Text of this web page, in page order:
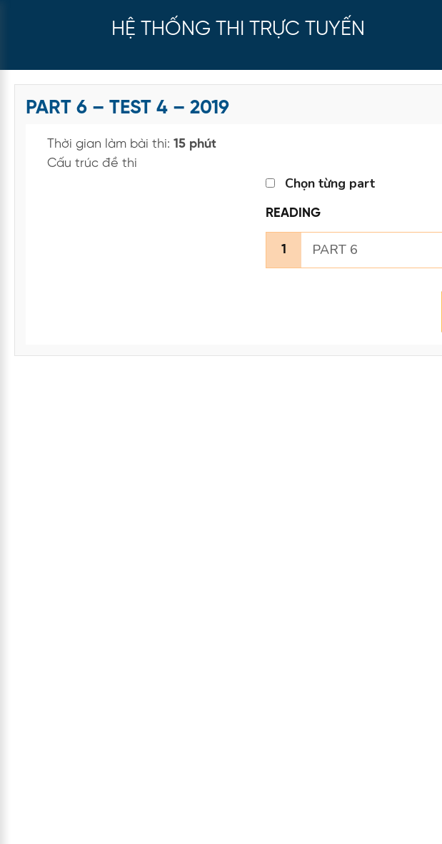
HỆ THỐNG THI TRỰC TUYẾN
PART 6 – TEST 4 – 2019
Thời gian làm bài thi: 15 phút
Cấu trúc đề thi
Chọn từng part
READING
1 PART 6